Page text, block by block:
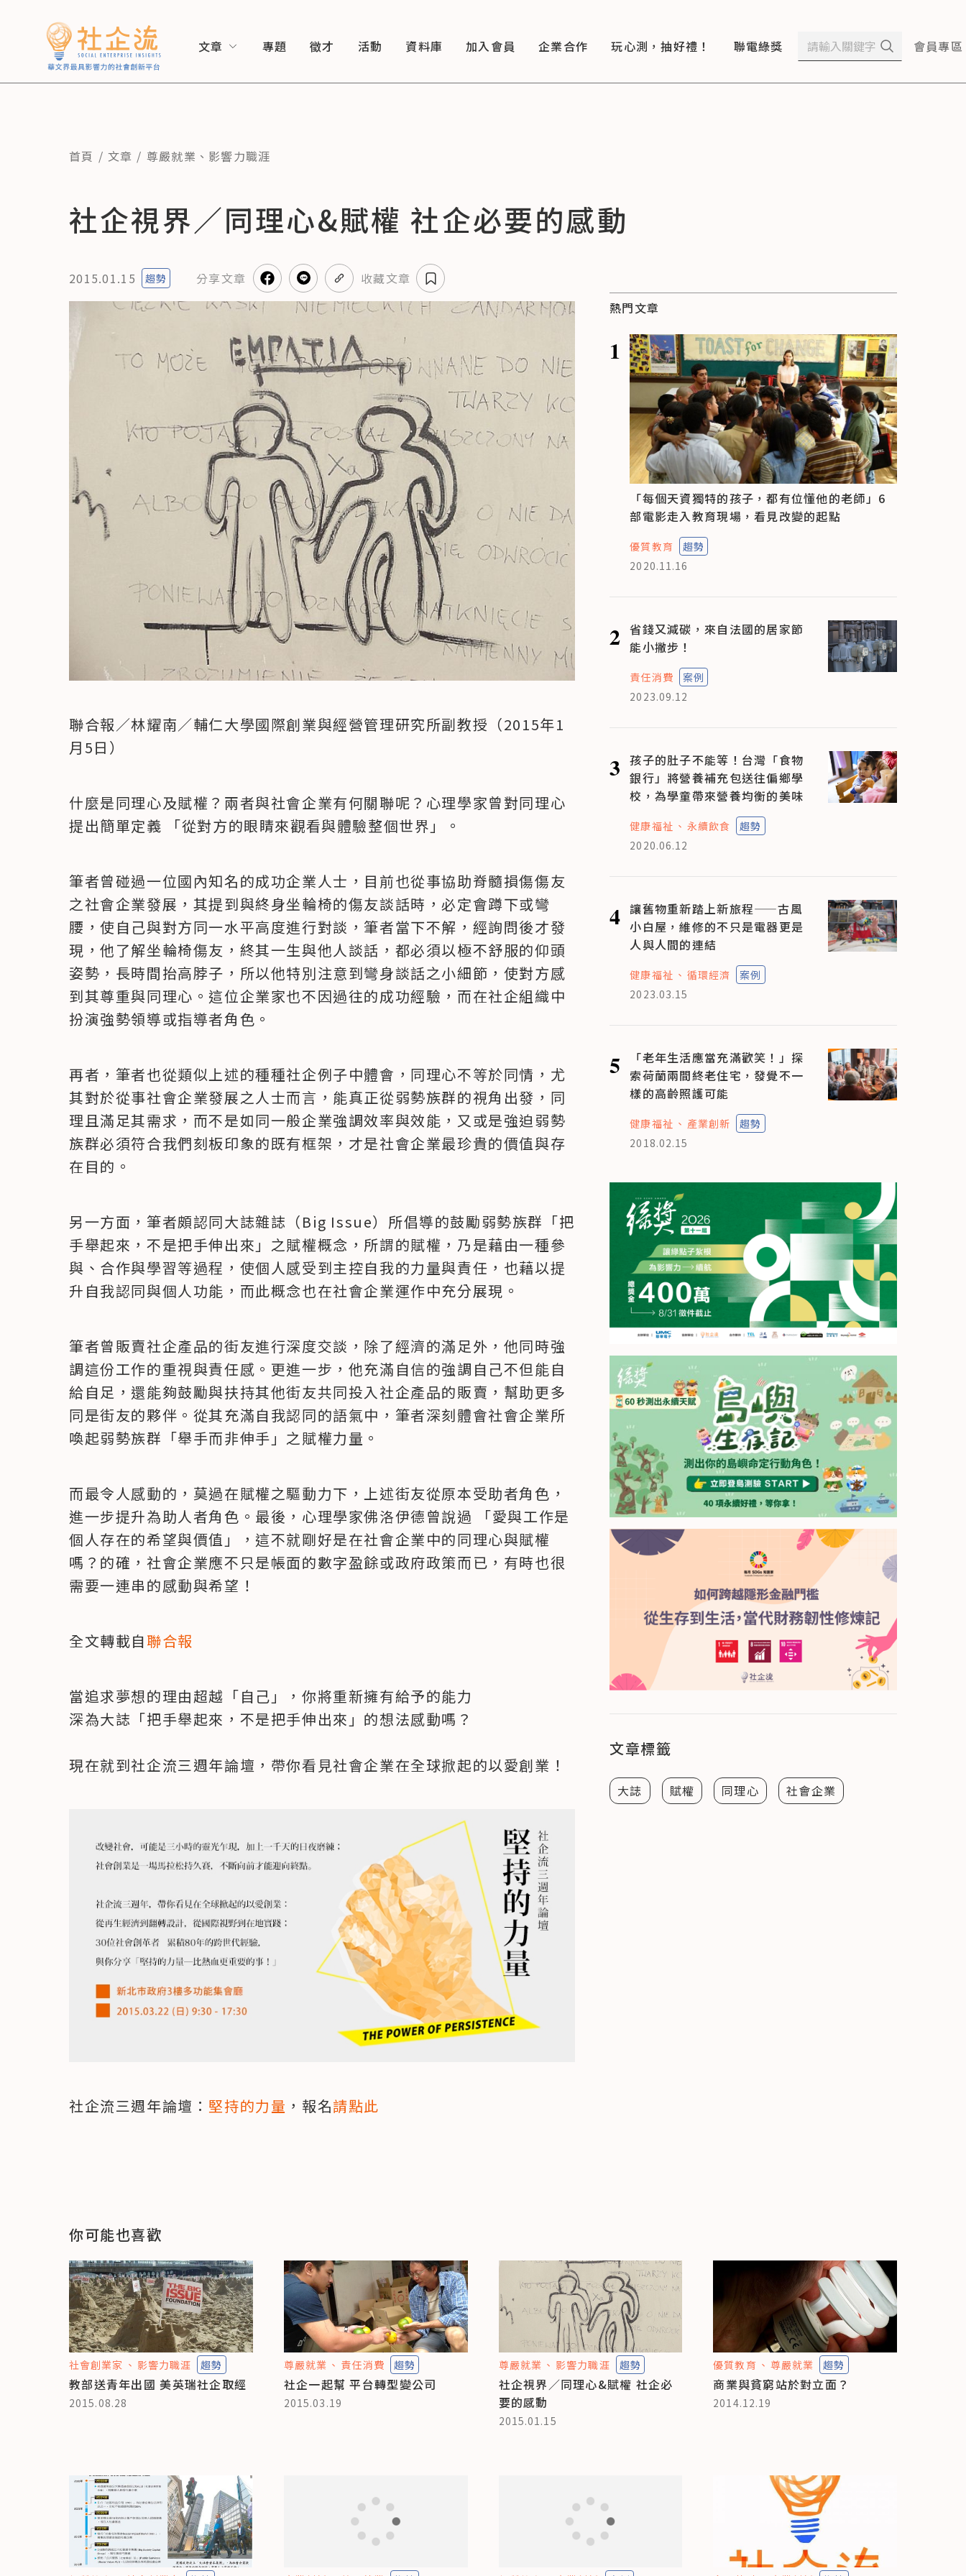
文章 專題 徵才 活動 資料庫 加入會員 企業合作 玩心測，抽好禮！ 聯電綠獎 會員專區
首頁 文章 尊嚴就業 、 影響力職涯
社企視界／同理心&賦權 社企必要的感動
2015.01.15 趨勢 分享文章 收藏文章
聯合報／林耀南／輔仁大學國際創業與經營管理研究所副教授（2015年1
月5日）
什麼是同理心及賦權？兩者與社會企業有何關聯呢？心理學家曾對同理心
提出簡單定義 「從對方的眼睛來觀看與體驗整個世界」。
筆者曾碰過一位國內知名的成功企業人士，目前也從事協助脊髓損傷傷友
之社會企業發展，其提到與終身坐輪椅的傷友談話時，必定會蹲下或彎
腰，使自己與對方同一水平高度進行對談，筆者當下不解，經詢問後才發
現，他了解坐輪椅傷友，終其一生與他人談話，都必須以極不舒服的仰頭
姿勢，長時間抬高脖子，所以他特別注意到彎身談話之小細節，使對方感
到其尊重與同理心。這位企業家也不因過往的成功經驗，而在社企組織中
扮演強勢領導或指導者角色。
再者，筆者也從類似上述的種種社企例子中體會，同理心不等於同情，尤
其對於從事社會企業發展之人士而言，能真正從弱勢族群的視角出發，同
理且滿足其需求，而不是如同一般企業強調效率與效能，又或是強迫弱勢
族群必須符合我們刻板印象的既有框架，才是社會企業最珍貴的價值與存
在目的。
另一方面，筆者頗認同大誌雜誌（Big Issue）所倡導的鼓勵弱勢族群「把
手舉起來，不是把手伸出來」之賦權概念，所謂的賦權，乃是藉由一種參
與、合作與學習等過程，使個人感受到主控自我的力量與責任，也藉以提
升自我認同與個人功能，而此概念也在社會企業運作中充分展現。
筆者曾販賣社企產品的街友進行深度交談，除了經濟的滿足外，他同時強
調這份工作的重視與責任感。更進一步，他充滿自信的強調自己不但能自
給自足，還能夠鼓勵與扶持其他街友共同投入社企產品的販賣，幫助更多
同是街友的夥伴。從其充滿自我認同的語氣中，筆者深刻體會社會企業所
喚起弱勢族群「舉手而非伸手」之賦權力量。
而最令人感動的，莫過在賦權之驅動力下，上述街友從原本受助者角色，
進一步提升為助人者角色。最後，心理學家佛洛伊德曾說過 「愛與工作是
個人存在的希望與價值」，這不就剛好是在社會企業中的同理心與賦權
嗎？的確，社會企業應不只是帳面的數字盈餘或政府政策而已，有時也很
需要一連串的感動與希望！
全文轉載自聯合報
當追求夢想的理由超越「自己」，你將重新擁有給予的能力
深為大誌「把手舉起來，不是把手伸出來」的想法感動嗎？
現在就到社企流三週年論壇，帶你看見社會企業在全球掀起的以愛創業！
社企流三週年論壇： 堅持的力量 ，報名請點此
熱門文章
1
「每個天資獨特的孩子，都有位懂他的老師」6
部電影走入教育現場，看見改變的起點
優質教育
趨勢
2020.11.16
2 省錢又減碳，來自法國的居家節
能小撇步！
責任消費
案例
2023.09.12
3 孩子的肚子不能等！台灣「食物
銀行」將營養補充包送往偏鄉學
校，為學童帶來營養均衡的美味
健康福祉 永續飲食
趨勢
2020.06.12
4 讓舊物重新踏上新旅程——古風
小白屋，維修的不只是電器更是
人與人間的連結
健康福祉 循環經濟
案例
2023.03.15
5
「老年生活應當充滿歡笑！」探
索荷蘭兩間終老住宅，發覺不一
樣的高齡照護可能
健康福祉 產業創新
趨勢
2018.02.15
文章標籤
大誌 賦權 同理心 社會企業
你可能也喜歡
社會創業家 影響力職涯 趨勢
教部送青年出國 美英瑞社企取經
2015.08.28
尊嚴就業 責任消費 趨勢
社企一起幫 平台轉型變公司
2015.03.19
尊嚴就業 影響力職涯 趨勢
社企視界／同理心&賦權 社企必
要的感動
2015.01.15
優質教育 尊嚴就業 趨勢
商業與貧窮站於對立面？
2014.12.19